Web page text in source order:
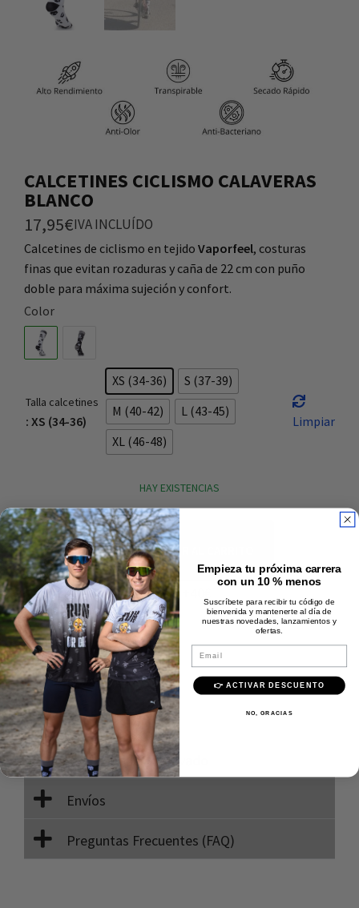
CALCETINES CICLISMO CALAVERAS
BLANCO
17,95€IVA INCLUÍDO
Calcetines de ciclismo en tejido Vaporfeel, costuras
finas que evitan rozaduras y caña de 22 cm con puño
doble para máxima sujeción y confort.
Color
Talla calcetines
: XS (34-36)
XS (34-36)
S (37-39)
M (40-42)
L (43-45)
XL (46-48)
Limpiar
HAY EXISTENCIAS
AÑADIR AL CARRITO
Envío rápido y gratis +40€
Pago 100% seguro
Calidad Premium
Descripción
Composición
Instrucciones de lavado
Envíos
Preguntas Frecuentes (FAQ)
Empieza tu próxima carrera
con un 10 % menos
Suscríbete para recibir tu código de
bienvenida y mantenerte al día de
nuestras novedades, lanzamientos y
ofertas.
Email
👉 ACTIVAR DESCUENTO
NO, GRACIAS